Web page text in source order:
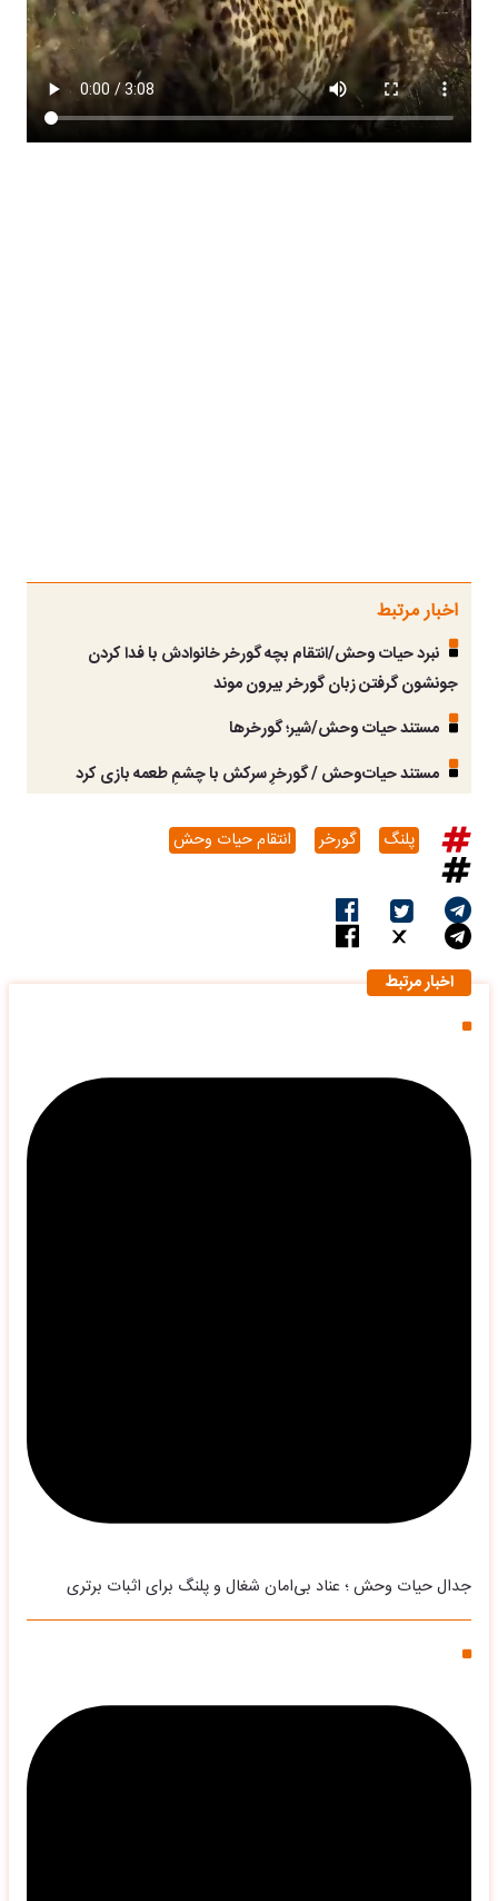
اخبار مرتبط
نبرد حیات وحش/انتقام بچه گورخر خانوادش با فدا کردن
جونشون گرفتن زبان گورخر بیرون موند
مستند حیات وحش/شیر؛ گورخرها
مستند حیات‌وحش / گورخرِ سرکش با چشمِ طعمه بازی کرد
پلنگ گورخر انتقام حیات وحش
اخبار مرتبط
جدال حیات وحش ؛ عناد بی‌امان شغال و پلنگ برای اثبات برتری